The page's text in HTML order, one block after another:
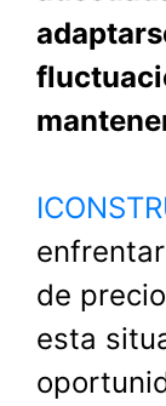
de
esta